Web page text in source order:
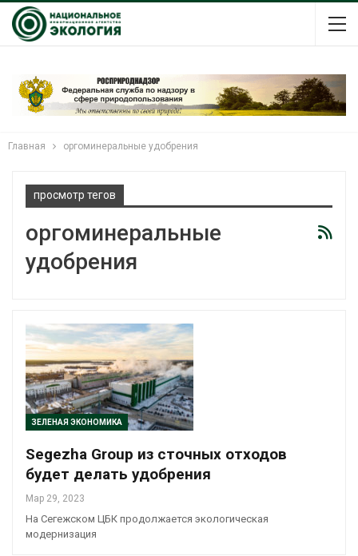
Главная оргоминеральные удобрения
просмотр тегов
оргоминеральные
удобрения
ЗЕЛЕНАЯ ЭКОНОМИКА
Segezha Group из сточных отходов
будет делать удобрения
Мар 29, 2023
На Сегежском ЦБК продолжается экологическая
модернизация